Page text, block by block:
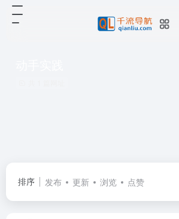
排序 发布 更新 浏览 点赞